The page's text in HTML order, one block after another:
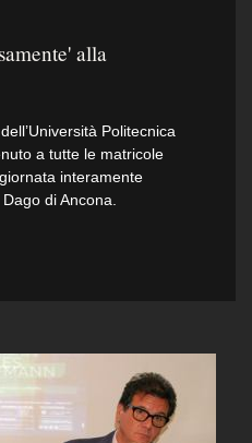
alla
Politecnica
a tutte le matricole
interamente
di Ancona.